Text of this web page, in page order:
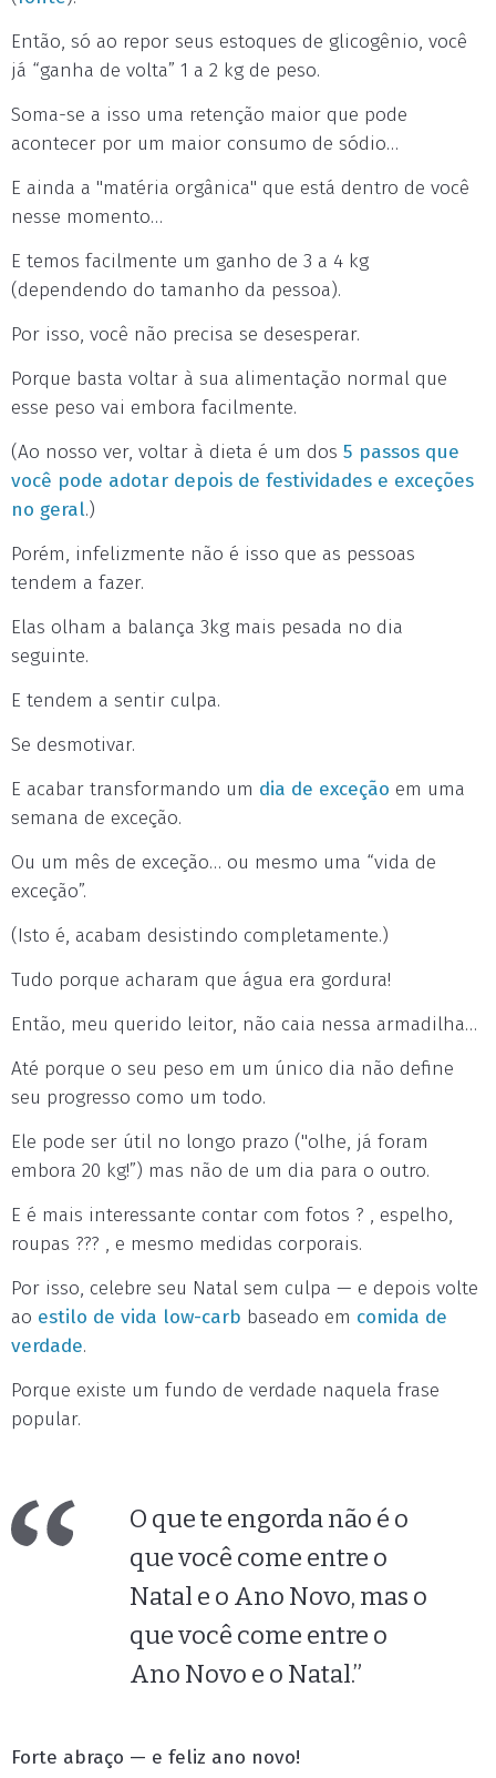
Então, só ao repor seus estoques de glicogênio, você
já “ganha de volta” 1 a 2 kg de peso.
Soma-se a isso uma retenção maior que pode
acontecer por um maior consumo de sódio…
E ainda a "matéria orgânica" que está dentro de você
nesse momento…
E temos facilmente um ganho de 3 a 4 kg
(dependendo do tamanho da pessoa).
Por isso, você não precisa se desesperar.
Porque basta voltar à sua alimentação normal que
esse peso vai embora facilmente.
(Ao nosso ver, voltar à dieta é um dos 5 passos que
você pode adotar depois de festividades e exceções
no geral.)
Porém, infelizmente não é isso que as pessoas
tendem a fazer.
Elas olham a balança 3kg mais pesada no dia
seguinte.
E tendem a sentir culpa.
Se desmotivar.
E acabar transformando um dia de exceção em uma
semana de exceção.
Ou um mês de exceção… ou mesmo uma “vida de
exceção”.
(Isto é, acabam desistindo completamente.)
Tudo porque acharam que água era gordura!
Então, meu querido leitor, não caia nessa armadilha…
Até porque o seu peso em um único dia não define
seu progresso como um todo.
Ele pode ser útil no longo prazo ("olhe, já foram
embora 20 kg!”) mas não de um dia para o outro.
E é mais interessante contar com fotos ? , espelho,
roupas ??? , e mesmo medidas corporais.
Por isso, celebre seu Natal sem culpa — e depois volte
ao estilo de vida low-carb baseado em comida de
verdade.
Porque existe um fundo de verdade naquela frase
popular.
O que te engorda não é o
que você come entre o
Natal e o Ano Novo, mas o
que você come entre o
Ano Novo e o Natal.”
Forte abraço — e feliz ano novo!